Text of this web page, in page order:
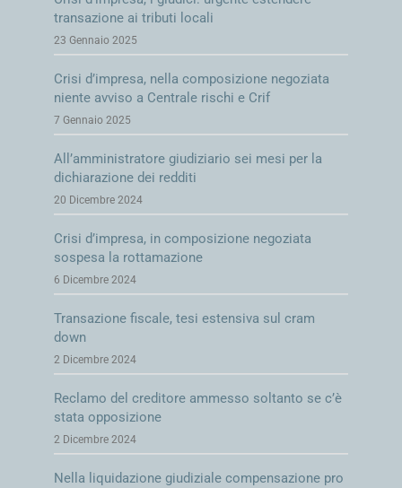
transazione ai tributi locali
23 Gennaio 2025
Crisi d’impresa, nella composizione negoziata
niente avviso a Centrale rischi e Crif
7 Gennaio 2025
All’amministratore giudiziario sei mesi per la
dichiarazione dei redditi
20 Dicembre 2024
Crisi d’impresa, in composizione negoziata
sospesa la rottamazione
6 Dicembre 2024
Transazione fiscale, tesi estensiva sul cram
down
2 Dicembre 2024
Reclamo del creditore ammesso soltanto se c’è
stata opposizione
2 Dicembre 2024
Nella liquidazione giudiziale compensazione pro